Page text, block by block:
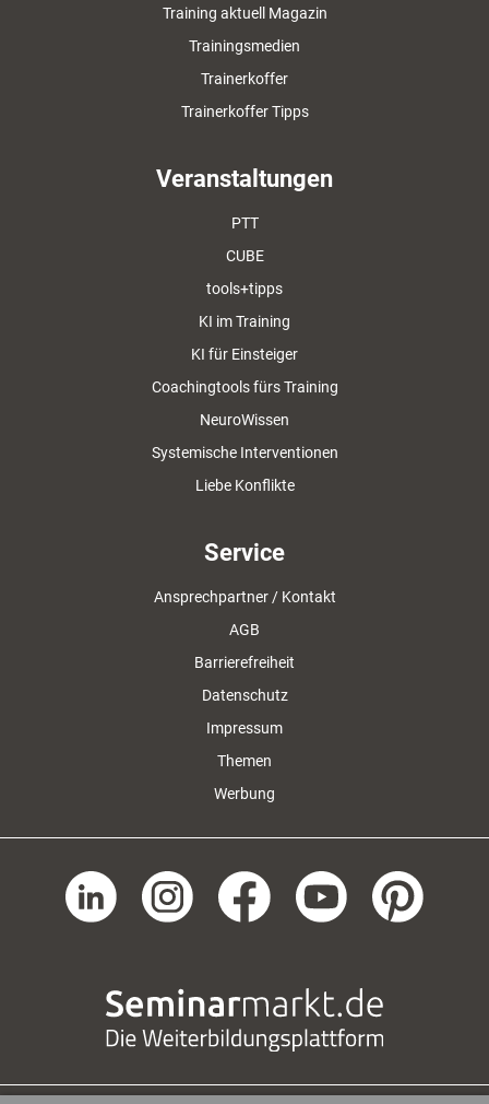
Training aktuell Magazin
Trainingsmedien
Trainerkoffer
Trainerkoffer Tipps
Veranstaltungen
PTT
CUBE
tools+tipps
KI im Training
KI für Einsteiger
Coachingtools fürs Training
NeuroWissen
Systemische Interventionen
Liebe Konflikte
Service
Ansprechpartner / Kontakt
AGB
Barrierefreiheit
Datenschutz
Impressum
Themen
Werbung